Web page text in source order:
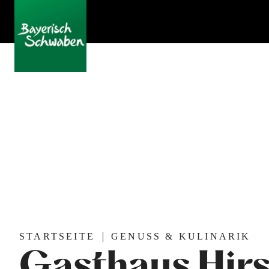
STARTSEITE GENUSS & KULINARIK